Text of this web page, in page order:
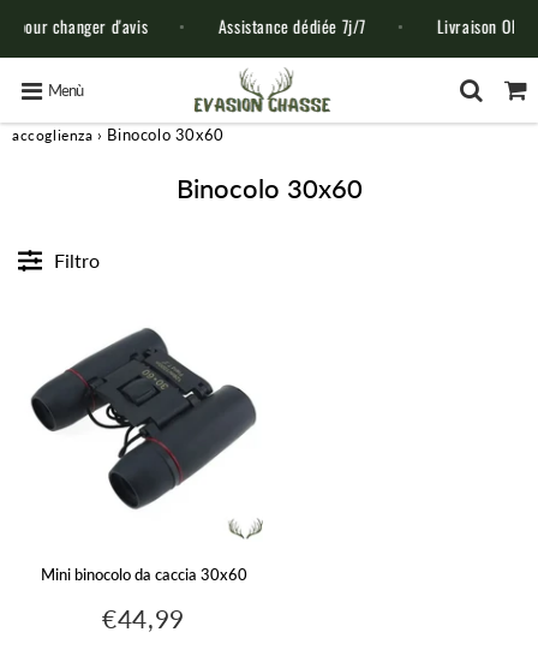
changer d'avis Assistance dédiée 7j/7 Livraison
Menù
accoglienza › Binocolo 30x60
Binocolo 30x60
Filtro
Mini binocolo da caccia 30x60
Prezzo
€44,99